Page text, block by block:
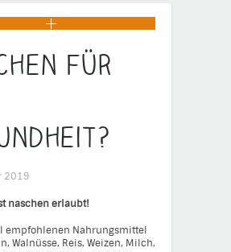
für
2019
naschen erlaubt!
empfohlenen Nahrungsmittel
Walnüsse, Reis, Weizen, Milch,